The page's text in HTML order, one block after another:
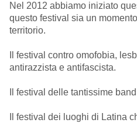
Nel 2012 abbiamo iniziato
questo festival sia un
territorio.
Il festival contro omofobia,
antirazzista e antifascista.
Il festival delle tantissime
Il festival dei luoghi di Latina